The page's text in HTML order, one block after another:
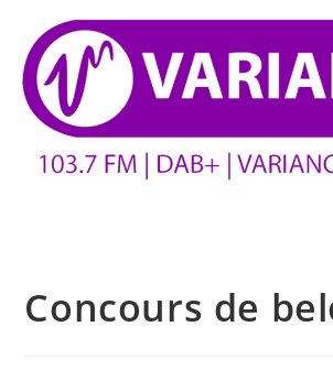
Concours de